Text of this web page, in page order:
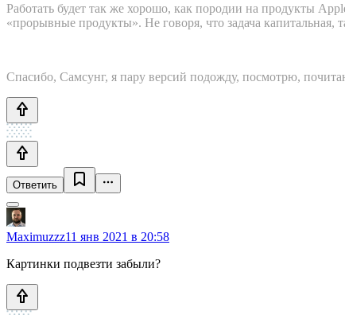
Работать будет так же хорошо, как породии на продукты
«прорывные продукты». Не говоря, что задача
Спасибо, Самсунг, я пару версий подожду, посмотрю,
Ответить
Maximuzzz11 янв 2021 в 20:58
Картинки подвезти забыли?